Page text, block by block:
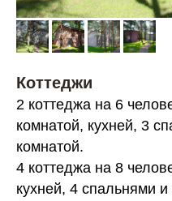
Коттеджи
2 коттеджа на 6
комнатой, кухней, 3
комнатой.
4 коттеджа на 8
кухней, 4 спальнями